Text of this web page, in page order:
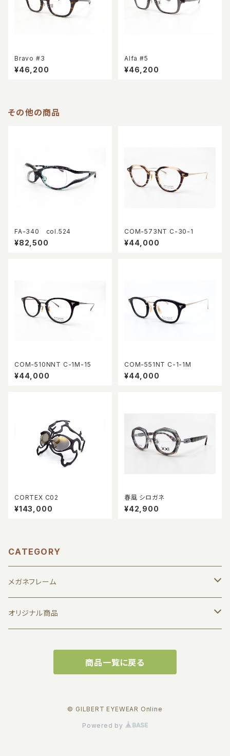
Bravo #3
¥46,200
Alfa #5
¥46,200
その他の商品
FA-340 col.524
¥82,500
COM-573NT C-30-1
¥44,000
COM-510NNT C-1M-15
¥44,000
COM-551NT C-1-1M
¥44,000
CORTEX C02
¥143,000
春風 シロガネ
¥42,900
CATEGORY
メガネフレーム
1011 by JUN KOGA
Albert I'mstein
BJ CLASSIC COLLECTION
オリジナル商品
実店舗で使えるお得な商品券
商品一覧に戻る
© GILBERT EYEWEAR Online
Powered by